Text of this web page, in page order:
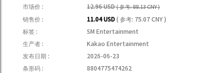
市场价 : 12.96 USD( 参考: 88.13 CNY )
销售价 : 11.04 USD( 参考: 75.07 CNY )
标签 :
SM Entertainment
生产者 :
Kakao Entertainment
发布日期 :
2026-06-23
条形码 :
8804775474262